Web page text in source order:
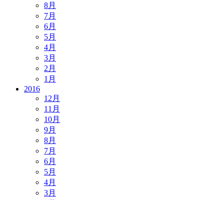
8月
7月
6月
5月
4月
3月
2月
1月
2016
12月
11月
10月
9月
8月
7月
6月
5月
4月
3月